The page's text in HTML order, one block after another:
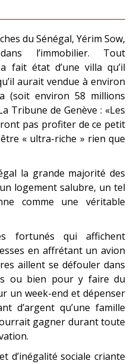
du Sénégal, Yérim Sow,
l’immobilier. Tout
fait état d’une villa qu’il
aurait vendue à environ
(soit environ 58 millions
Tribune de Genève : «Les
pas profiter de ce petit
« ultra-riche » rien que
la grande majorité des
logement salubre, un tel
comme une véritable
fortunés qui affichent
en affrétant un avion
aillent se défouler dans
ou bien pour y faire du
un week-end et dépenser
d’argent qu’une famille
gagner durant toute
d’inégalité sociale criante